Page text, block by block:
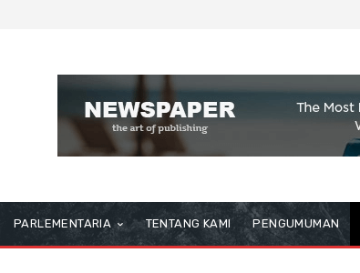
PARLEMENTARIA TENTANG KAMI PENGUMUMAN